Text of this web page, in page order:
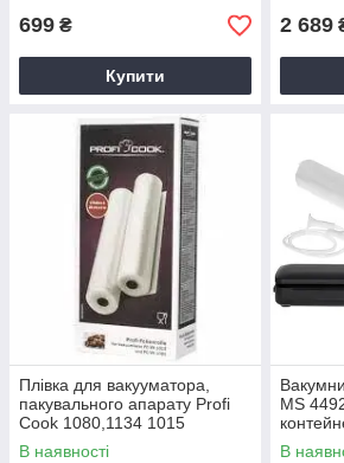
699 ₴
Купити
2 689
Плівка для вакууматора,
пакувального апарату Profi
Cook 1080,1134 1015
довжина 12 метрів
В наявності
MS
В